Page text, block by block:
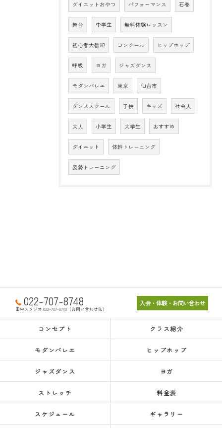
ダイエットおやつ パフォーマンス 石巻
舞台 中学生 無料体験レッスン
初心者大歓迎 コンクール ヒップホップ
呼吸 ヨガ ジャズダンス
モダンバレエ 東京 仙台市
ダンススクール 子供 キッズ 社会人
大人 小学生 大学生 おすすめ
ダイエット 体幹トレーニング
姿勢トレーニング
022-707-8748
田中スタジオ 022-707-8748（お問い合わせ先）
入会・体験・お問い合わせ
コンセプト クラス紹介
モダンバレエ ヒップホップ
ジャズダンス ヨガ
ストレッチ 料金表
スケジュール ギャラリー